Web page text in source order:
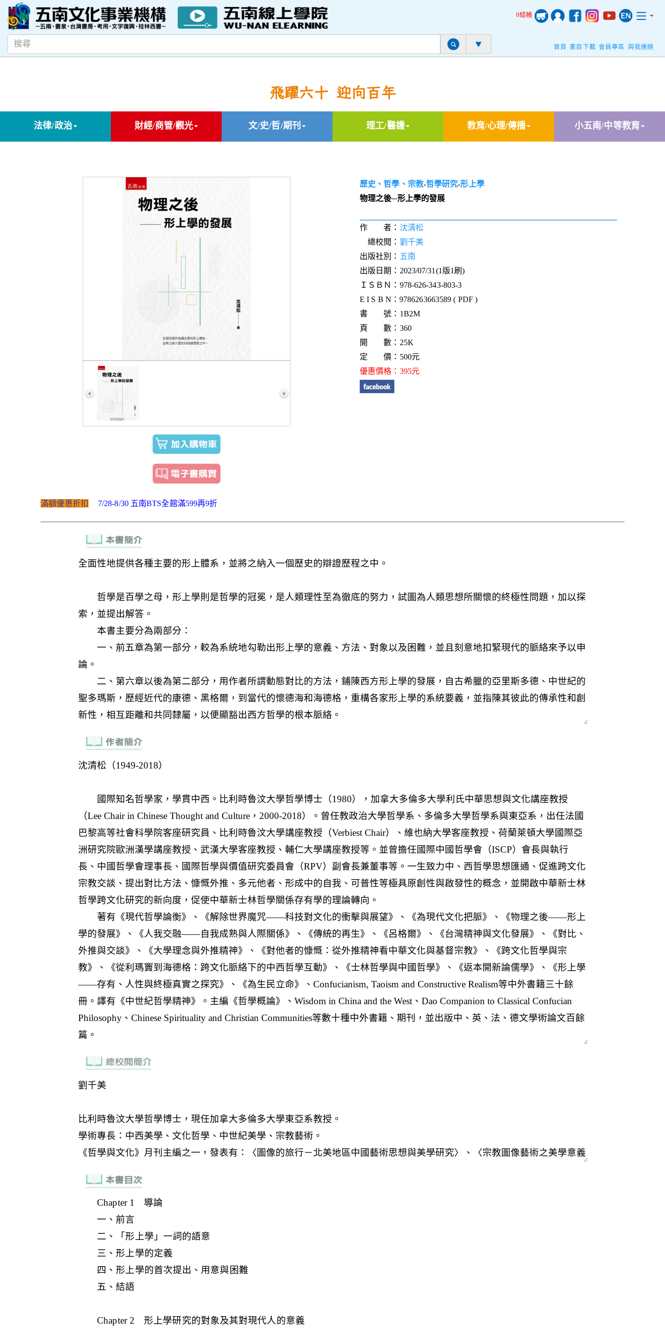
0結帳
首頁 書目下載 會員專區 與我連絡
飛躍六十 迎向百年
法律/政治 財經/商管/觀光 文/史/哲/期刊 理工/醫護 教育/心理/傳播 小五南/中等教育
歷史、哲學、宗教-哲學研究-形上學
物理之後─形上學的發展
作 者： 沈清松
總校閱： 劉千美
出版社別： 五南
出版日期：2023/07/31(1版1刷)
ＩＳＢＮ：978-626-343-803-3
E I S B N：9786263663589 ( PDF )
書 號：1B2M
頁 數：360
開 數：25K
定 價：500元
優惠價格：395元
滿額優惠折扣 7/28-8/30 五南BTS全館滿599再9折
Chapter 1 導論
一、前言
二、「形上學」一詞的語意
三、形上學的定義
四、形上學的首次提出、用意與困難
五、結語
Chapter 2 形上學研究的對象及其對現代人的意義